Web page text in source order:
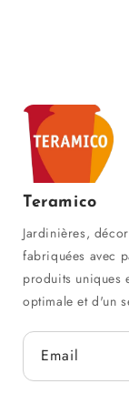
Teramico
Jardinières,
fabriquées avec
produits uniques
optimale et d'un
Email